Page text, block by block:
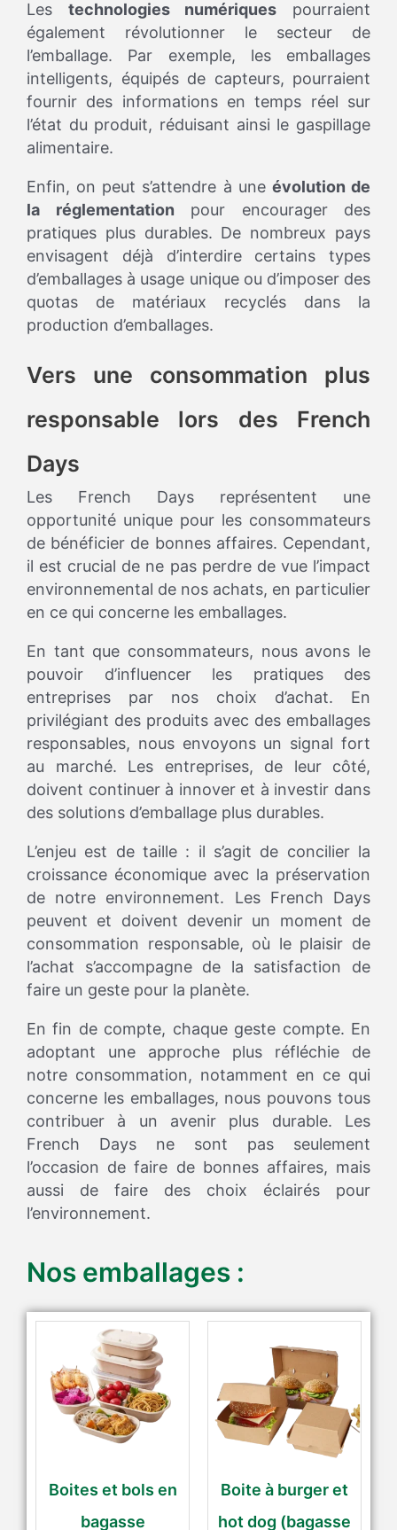
Les technologies numériques pourraient
également révolutionner le secteur de
l’emballage. Par exemple, les emballages
intelligents, équipés de capteurs, pourraient
fournir des informations en temps réel sur
l’état du produit, réduisant ainsi le gaspillage
alimentaire.
Enfin, on peut s’attendre à une évolution de
la réglementation pour encourager des
pratiques plus durables. De nombreux pays
envisagent déjà d’interdire certains types
d’emballages à usage unique ou d’imposer des
quotas de matériaux recyclés dans la
production d’emballages.
Vers une consommation plus
responsable lors des French
Days
Les French Days représentent une
opportunité unique pour les consommateurs
de bénéficier de bonnes affaires. Cependant,
il est crucial de ne pas perdre de vue l’impact
environnemental de nos achats, en particulier
en ce qui concerne les emballages.
En tant que consommateurs, nous avons le
pouvoir d’influencer les pratiques des
entreprises par nos choix d’achat. En
privilégiant des produits avec des emballages
responsables, nous envoyons un signal fort
au marché. Les entreprises, de leur côté,
doivent continuer à innover et à investir dans
des solutions d’emballage plus durables.
L’enjeu est de taille : il s’agit de concilier la
croissance économique avec la préservation
de notre environnement. Les French Days
peuvent et doivent devenir un moment de
consommation responsable, où le plaisir de
l’achat s’accompagne de la satisfaction de
faire un geste pour la planète.
En fin de compte, chaque geste compte. En
adoptant une approche plus réfléchie de
notre consommation, notamment en ce qui
concerne les emballages, nous pouvons tous
contribuer à un avenir plus durable. Les
French Days ne sont pas seulement
l’occasion de faire de bonnes affaires, mais
aussi de faire des choix éclairés pour
l’environnement.
Nos emballages :
Boites et bols en
bagasse
Boite à burger et
hot dog (bagasse